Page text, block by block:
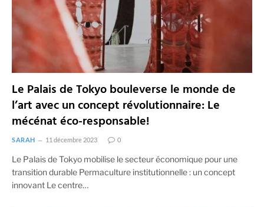
Le Palais de Tokyo bouleverse le monde de
l’art avec un concept révolutionnaire: Le
mécénat éco-responsable!
SARAH 11 décembre 2023 0
Le Palais de Tokyo mobilise le secteur économique pour une
transition durable Permaculture institutionnelle : un concept
innovant Le centre…